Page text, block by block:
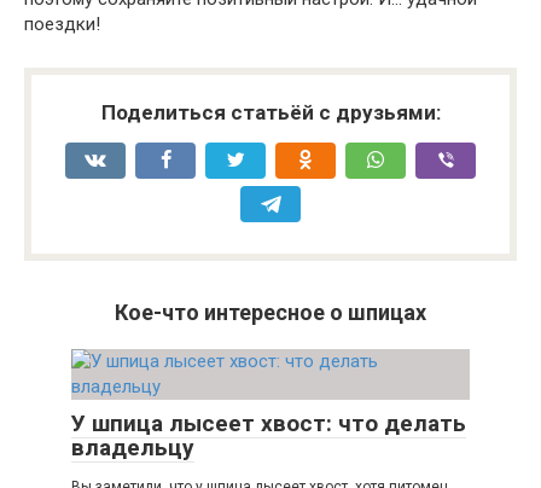
поездки!
Поделиться статьёй с друзьями:
Кое-что интересное о шпицах
У шпица лысеет хвост: что делать
владельцу